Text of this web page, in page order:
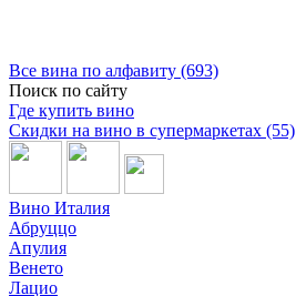
Все вина по алфавиту (693)
Поиск по сайту
Где купить вино
Скидки на вино в супермаркетах (55)
Вино Италия
Абруццо
Апулия
Венето
Лацио